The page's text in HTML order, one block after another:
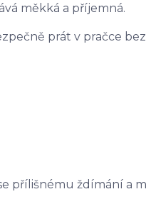
měkká a příjemná.
prát v pračce
přílišnému ždímání a